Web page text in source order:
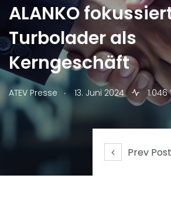
Prev Post
ALANKO
Turbolader als
Kerngeschäft
ATEV Presse . 13. Juni 2024 1.046